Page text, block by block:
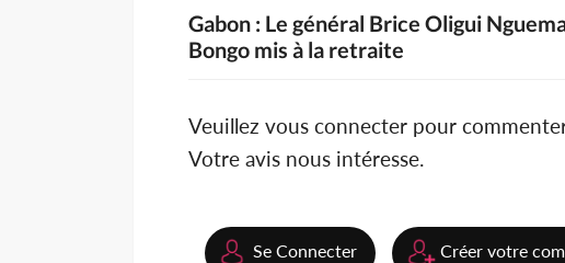
Gabon : Le général Brice Oligui
Bongo mis à la retraite
Veuillez vous connecter pour
Votre avis nous intéresse.
Se Connecter Créer votre